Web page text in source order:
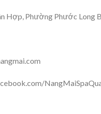
Hợp, Phường Phước Long